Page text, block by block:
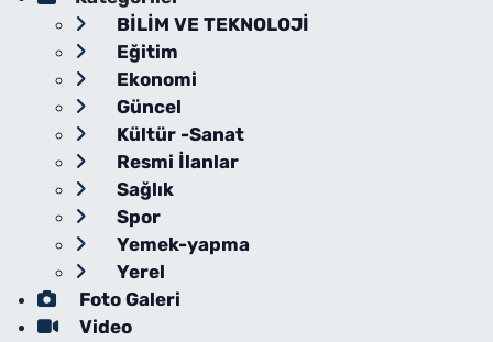
BİLİM VE TEKNOLOJİ
Eğitim
Ekonomi
Güncel
Kültür -Sanat
Resmi İlanlar
Sağlık
Spor
Yemek-yapma
Yerel
Foto Galeri
Video